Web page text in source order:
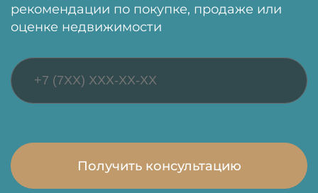
рекомендации по покупке, продаже или
оценке недвижимости